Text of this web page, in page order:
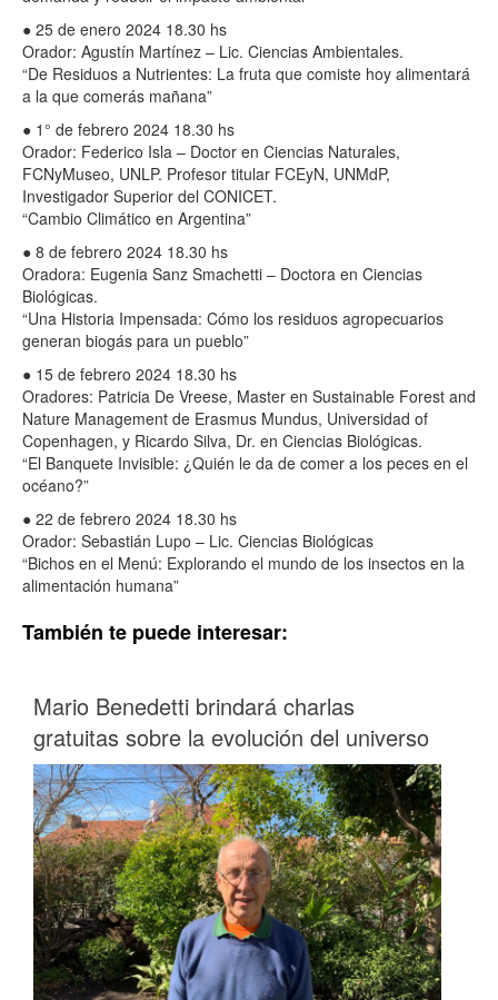
● 25 de enero 2024 18.30 hs
Orador: Agustín Martínez – Lic. Ciencias Ambientales.
“De Residuos a Nutrientes: La fruta que comiste hoy alimentará
a la que comerás mañana”
● 1° de febrero 2024 18.30 hs
Orador: Federico Isla – Doctor en Ciencias Naturales,
FCNyMuseo, UNLP. Profesor titular FCEyN, UNMdP,
Investigador Superior del CONICET.
“Cambio Climático en Argentina”
● 8 de febrero 2024 18.30 hs
Oradora: Eugenia Sanz Smachetti – Doctora en Ciencias
Biológicas.
“Una Historia Impensada: Cómo los residuos agropecuarios
generan biogás para un pueblo”
● 15 de febrero 2024 18.30 hs
Oradores: Patricia De Vreese, Master en Sustainable Forest and
Nature Management de Erasmus Mundus, Universidad of
Copenhagen, y Ricardo Silva, Dr. en Ciencias Biológicas.
“El Banquete Invisible: ¿Quién le da de comer a los peces en el
océano?”
● 22 de febrero 2024 18.30 hs
Orador: Sebastián Lupo – Lic. Ciencias Biológicas
“Bichos en el Menú: Explorando el mundo de los insectos en la
alimentación humana”
También te puede interesar:
Mario Benedetti brindará charlas
gratuitas sobre la evolución del universo